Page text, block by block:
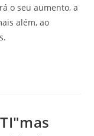
o seu aumento, a
além, ao